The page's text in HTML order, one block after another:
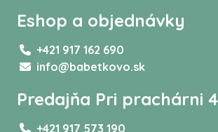
Eshop a objednávky
+421 917 162 690
info@babetkovo.sk
Predajňa Pri prachárni
+421 917 573 190